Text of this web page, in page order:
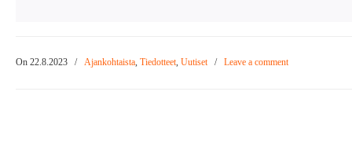
On 22.8.2023 / Ajankohtaista, Tiedotteet, Uutiset / Leave a comment